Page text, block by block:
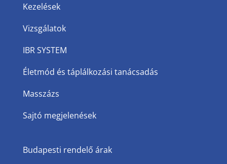
Kezelések
Vizsgálatok
IBR SYSTEM
Életmód és táplálkozási tanácsadás
Masszázs
Sajtó megjelenések
Budapesti rendelő árak